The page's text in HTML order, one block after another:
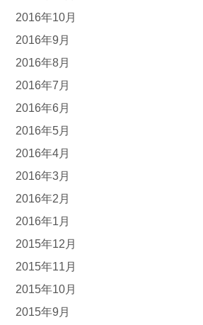
2016年10月
2016年9月
2016年8月
2016年7月
2016年6月
2016年5月
2016年4月
2016年3月
2016年2月
2016年1月
2015年12月
2015年11月
2015年10月
2015年9月